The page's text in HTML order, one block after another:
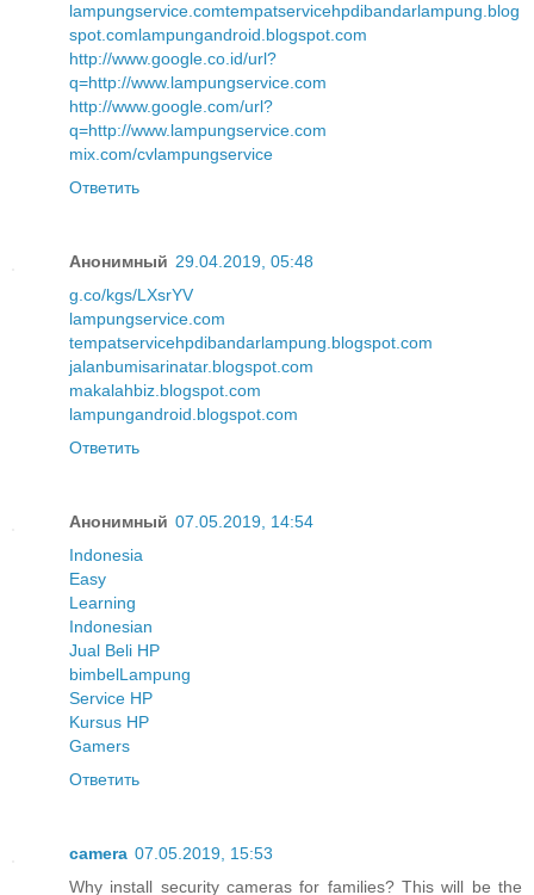
lampungservice.comtempatservicehpdibandarlampung.blog
spot.comlampungandroid.blogspot.com
http://www.google.co.id/url?
q=http://www.lampungservice.com
http://www.google.com/url?
q=http://www.lampungservice.com
mix.com/cvlampungservice
Ответить
Анонимный 29.04.2019, 05:48
g.co/kgs/LXsrYV
lampungservice.com
tempatservicehpdibandarlampung.blogspot.com
jalanbumisarinatar.blogspot.com
makalahbiz.blogspot.com
lampungandroid.blogspot.com
Ответить
Анонимный 07.05.2019, 14:54
Indonesia
Easy
Learning
Indonesian
Jual Beli HP
bimbelLampung
Service HP
Kursus HP
Gamers
Ответить
camera 07.05.2019, 15:53
Why install security cameras for families? This will be the